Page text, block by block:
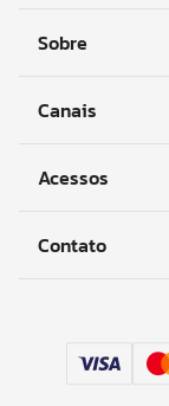
Sobre
Canais
Acessos
Contato